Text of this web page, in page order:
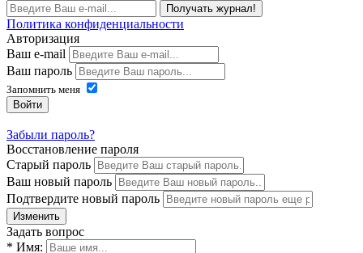
Получать журнал!
Политика конфиденциальности
Авторизация
Ваш e-mail
Ваш пароль
Запомнить меня
Войти
Забыли пароль?
Восстановление пароля
Старый пароль
Ваш новый пароль
Подтвердите новый пароль
Изменить
Задать вопрос
* Имя: